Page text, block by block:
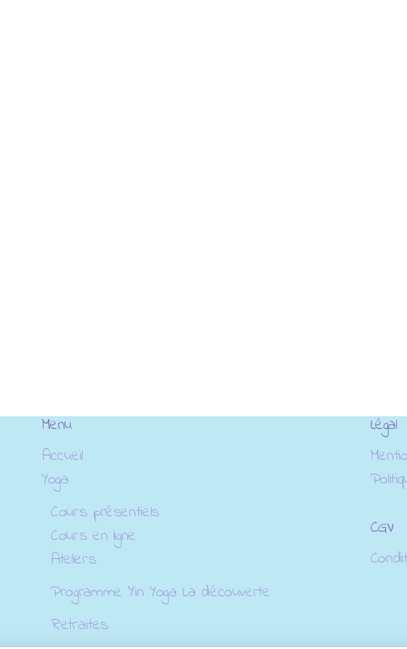
Menu
Accueil
Yoga
Cours présentiels
Cours en ligne
Ateliers
Programme Yin Yoga La découverte
Retraites
Légal
CGV